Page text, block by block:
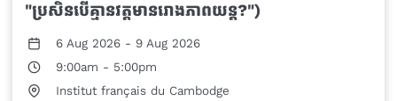
"ប្រសិនបើគ្មានវត្តមានរោងភាពយន្ត?")
6 Aug 2026 - 9 Aug 2026
9:00am - 5:00pm
Institut français du Cambodge